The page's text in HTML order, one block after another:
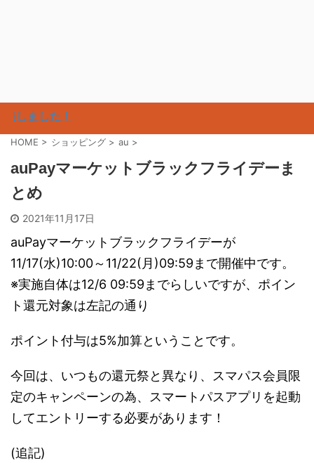
した！
HOME > ショッピング > au >
auPayマーケットブラックフライデーま
とめ
2021年11月17日
auPayマーケットブラックフライデーが
11/17(水)10:00～11/22(月)09:59まで開催中です。
※実施自体は12/6 09:59までらしいですが、ポイン
ト還元対象は左記の通り
ポイント付与は5%加算ということです。
今回は、いつもの還元祭と異なり、スマパス会員限
定のキャンペーンの為、スマートパスアプリを起動
してエントリーする必要があります！
(追記)